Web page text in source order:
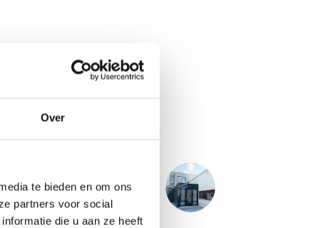
Over
te bieden en om ons
partners voor social
die u aan ze heeft
VOLGENDE